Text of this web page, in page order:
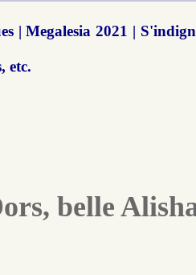
| Megalesia 2021 |
etc.
belle